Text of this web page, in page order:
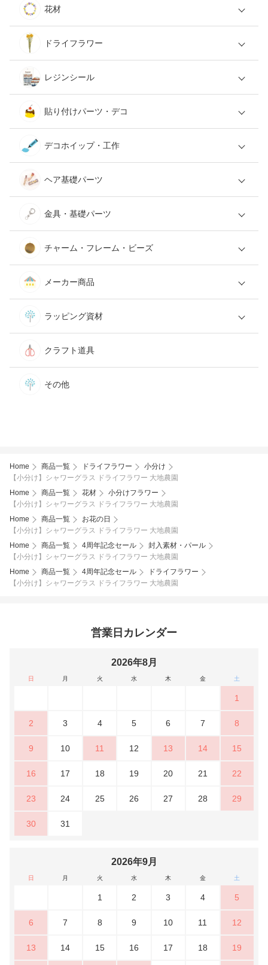
花材
ドライフラワー
レジンシール
貼り付けパーツ・デコ
デコホイップ・工作
ヘア基礎パーツ
金具・基礎パーツ
チャーム・フレーム・ビーズ
メーカー商品
ラッピング資材
クラフト道具
その他
Home 商品一覧 ドライフラワー
小分け
【小分け】シャワーグラス ドライフラワー 大地農園
Home
商品一覧 花材
小分けフラワー
【小分け】シャワーグラス ドライフラワー 大地農園
Home
商品一覧
お花の日
【小分け】シャワーグラス ドライフラワー 大地農園
Home
商品一覧 4周年記念セール
封入素材・パール
【小分け】シャワーグラス ドライフラワー 大地農園
Home
商品一覧 4周年記念セール
ドライフラワー
【小分け】シャワーグラス ドライフラワー 大地農園
営業日カレンダー
2026年8月
日 月 火 水 木 金 土
1
2 3 4 5 6 7 8
9 10 11 12 13 14 15
16 17 18 19 20 21 22
23 24 25 26 27 28 29
30 31
2026年9月
日 月 火 水 木 金 土
1 2 3 4 5
6 7 8 9 10 11 12
13 14 15 16 17 18 19